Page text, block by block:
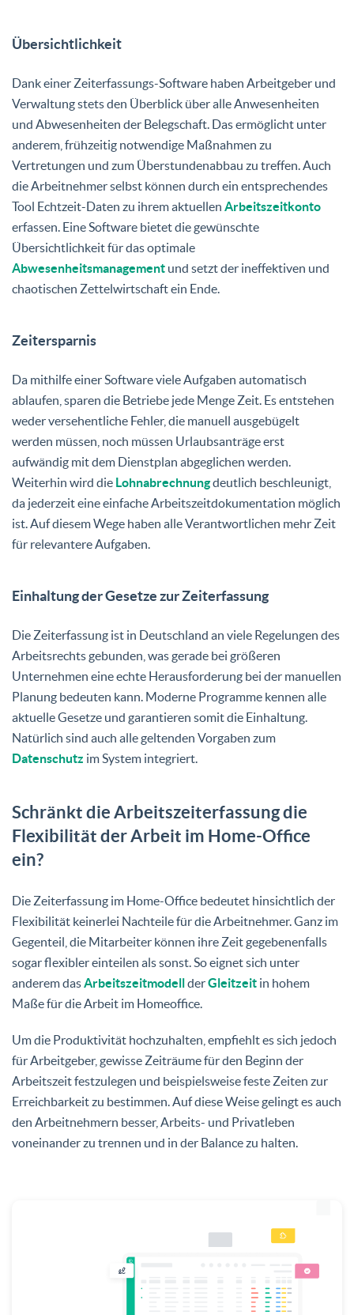
Übersichtlichkeit
Dank einer Zeiterfassungs-Software haben Arbeitgeber und
Verwaltung stets den Überblick über alle Anwesenheiten
und Abwesenheiten der Belegschaft. Das ermöglicht unter
anderem, frühzeitig notwendige Maßnahmen zu
Vertretungen und zum Überstundenabbau zu treffen. Auch
die Arbeitnehmer selbst können durch ein entsprechendes
Tool Echtzeit-Daten zu ihrem aktuellen Arbeitszeitkonto
erfassen. Eine Software bietet die gewünschte
Übersichtlichkeit für das optimale
Abwesenheitsmanagement und setzt der ineffektiven und
chaotischen Zettelwirtschaft ein Ende.
Zeitersparnis
Da mithilfe einer Software viele Aufgaben automatisch
ablaufen, sparen die Betriebe jede Menge Zeit. Es entstehen
weder versehentliche Fehler, die manuell ausgebügelt
werden müssen, noch müssen Urlaubsanträge erst
aufwändig mit dem Dienstplan abgeglichen werden.
Weiterhin wird die Lohnabrechnungdeutlich beschleunigt,
da jederzeit eine einfache Arbeitszeitdokumentation möglich
ist. Auf diesem Wege haben alle Verantwortlichen mehr Zeit
für relevantere Aufgaben.
Einhaltung der Gesetze zur Zeiterfassung
Die Zeiterfassung ist in Deutschland an viele Regelungen des
Arbeitsrechts gebunden, was gerade bei größeren
Unternehmen eine echte Herausforderung bei der manuellen
Planung bedeuten kann. Moderne Programme kennen alle
aktuelle Gesetze und garantieren somit die Einhaltung.
Natürlich sind auch alle geltenden Vorgaben zum
Datenschutz im System integriert.
Schränkt die Arbeitszeiterfassung die
Flexibilität der Arbeit im Home-Office
ein?
Die Zeiterfassung im Home-Office bedeutet hinsichtlich der
Flexibilität keinerlei Nachteile für die Arbeitnehmer. Ganz im
Gegenteil, die Mitarbeiter können ihre Zeit gegebenenfalls
sogar flexibler einteilen als sonst. So eignet sich unter
anderem dasArbeitszeitmodellderGleitzeit in hohem
Maße für die Arbeit im Homeoffice.
Um die Produktivität hochzuhalten, empfiehlt es sich jedoch
für Arbeitgeber, gewisse Zeiträume für den Beginn der
Arbeitszeit festzulegen und beispielsweise feste Zeiten zur
Erreichbarkeit zu bestimmen. Auf diese Weise gelingt es auch
den Arbeitnehmern besser, Arbeits- und Privatleben
voneinander zu trennen und in der Balance zu halten.